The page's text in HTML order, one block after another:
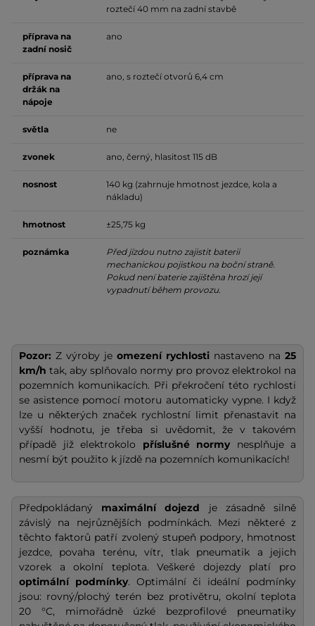
roztečí 40 mm na zadní stavbě
příprava na
zadní nosič
ano
příprava na
držák na
nápoje
ano, s roztečí otvorů 6,4 cm
světla ne
zvonek ano, černý, hlasitost 115 dB
nosnost
140 kg (zahrnuje hmotnost jezdce, kola a
nákladu)
hmotnost ±25,75 kg
poznámka
Před jízdou nutno zajistit baterii
mechanickou pojistkou na boční straně.
Pokud není baterie zajištěna hrozí její
vypadnutí během provozu.
Pozor: Z výroby je omezení rychlosti nastaveno na 25
km/h tak, aby splňovalo normy pro provoz elektrokol na
pozemních komunikacích. Při překročení této rychlosti
se asistence pomocí motoru automaticky vypne. I když
lze u některých značek rychlostní limit přenastavit na
vyšší hodnotu, je třeba si uvědomit, že v takovém
případě již elektrokolo příslušné normynesplňuje a
nesmí být použito k jízdě na pozemních komunikacích!
Předpokládaný maximální dojezd je zásadně silně
závislý na nejrůznějších podmínkách. Mezi některé z
těchto faktorů patří zvolený stupeň podpory, hmotnost
jezdce, povaha terénu, vítr, tlak pneumatik a jejich
vzorek a okolní teplota. Veškeré dojezdy platí pro
optimální podmínky. Optimální či ideální podmínky
jsou: rovný/plochý terén bez protivětru, okolní teplota
20 °C, mimořádně úzké bezprofilové pneumatiky